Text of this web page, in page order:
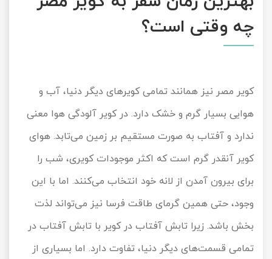
چه وقتی است؟
کویر مصر نیز همانند تمامی کویرهای دیگر دنیا، آب و
هوایی بسیار گرم و خشک دارد. در کویر آلودگی هوا معنی
ندارد و آفتاب به صورت مستقیم بر زمین می‌تابد. هوای
کویر آنقدر گرم است که اکثر موجودات کویری، شب را
برای بیرون آمدن از لانه خود انتخاب می‌کنند. اما با این
وجود، حتی همین گرمای طاقت فرسا نیز می‌تواند لذت
بخش باشد. زیرا تابش آفتاب در کویر با تابش آفتاب در
تمامی قسمت‌های دیگر دنیا، تفاوت دارد. اما بسیاری از